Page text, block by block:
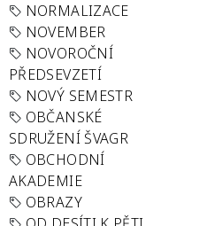
NORMALIZACE
NOVEMBER
NOVOROČNÍ
PŘEDSEVZETÍ
NOVÝ SEMESTR
OBČANSKÉ
SDRUŽENÍ ŠVAGR
OBCHODNÍ
AKADEMIE
OBRAZY